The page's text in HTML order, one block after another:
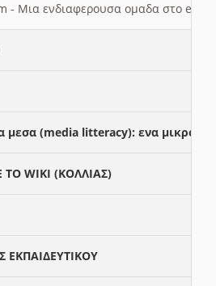
- Μια ενδιαφερουσα ομαδα στο e-
μεσα (media litteracy): ενα μικρο
WIKI (ΚΟΛΛΙΑΣ)
ΕΚΠΑΙΔΕΥΤΙΚΟΥ